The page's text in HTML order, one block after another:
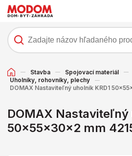
Stavba
Spojovací materiál
Uholníky, rohovníky, plechy
DOMAX Nastaviteľný uholník KRD1
DOMAX Nastaviteľný
50x55x30x2 mm